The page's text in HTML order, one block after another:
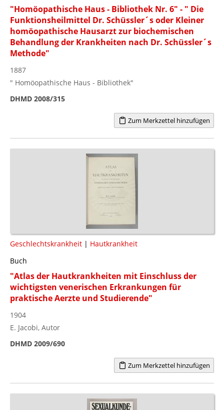
"Homöopathische Haus - Bibliothek Nr. 6" - " Die
Funktionsheilmittel Dr. Schüssler´s oder Kleiner
homöopathische Hausarzt zur biochemischen
Behandlung der Krankheiten nach Dr. Schüssler´s
Methode"
1887
" Homöopathische Haus - Bibliothek"
DHMD 2008/315
Zum Merkzettel hinzufügen
Geschlechtskrankheit | Hautkrankheit
Buch
"Atlas der Hautkrankheiten mit Einschluss der
wichtigsten venerischen Erkrankungen für
praktische Aerzte und Studierende"
1904
E. Jacobi, Autor
DHMD 2009/690
Zum Merkzettel hinzufügen